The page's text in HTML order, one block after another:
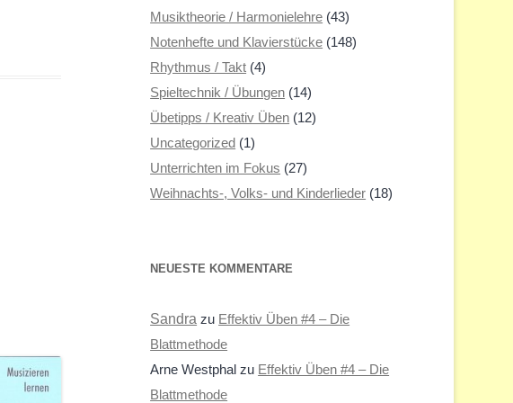
Musiktheorie / Harmonielehre (43)
Notenhefte und Klavierstücke (148)
Rhythmus / Takt (4)
Spieltechnik / Übungen (14)
Übetipps / Kreativ Üben (12)
Uncategorized (1)
Unterrichten im Fokus (27)
Weihnachts-, Volks- und Kinderlieder (18)
NEUESTE KOMMENTARE
Sandra zu Effektiv Üben #4 – Die
Blattmethode
Arne Westphal zu Effektiv Üben #4 – Die
Blattmethode